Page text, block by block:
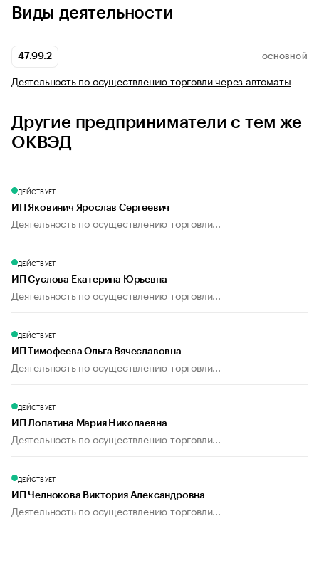
Виды деятельности
47.99.2 ОСНОВНОЙ
Деятельность по осуществлению торговли через автоматы
Другие предприниматели с тем же
ОКВЭД
ДЕЙСТВУЕТ
ИП Яковинич Ярослав Сергеевич
Деятельность по осуществлению торговли...
ДЕЙСТВУЕТ
ИП Суслова Екатерина Юрьевна
Деятельность по осуществлению торговли...
ДЕЙСТВУЕТ
ИП Тимофеева Ольга Вячеславовна
Деятельность по осуществлению торговли...
ДЕЙСТВУЕТ
ИП Лопатина Мария Николаевна
Деятельность по осуществлению торговли...
ДЕЙСТВУЕТ
ИП Челнокова Виктория Александровна
Деятельность по осуществлению торговли...